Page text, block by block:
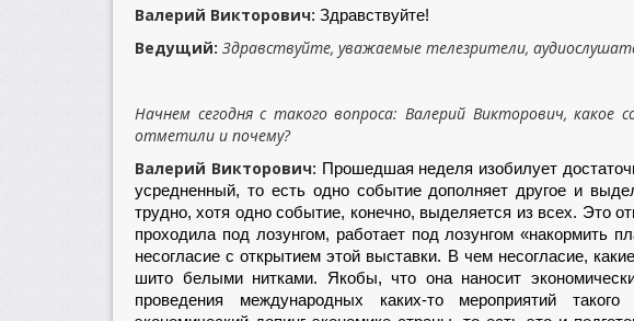
Валерий Викторович: Здравствуйте!
Ведущий: Здравствуйте, уважаемые телезрители,
Начнем сегодня с такого вопроса: Валерий Викторович,
отметили и почему?
Валерий Викторович: Прошедшая неделя изобилует
усредненный, то есть одно событие дополняет другое и
трудно, хотя одно событие, конечно, выделяется из всех. Это
проходила под лозунгом, работает под лозунгом «накормить
несогласие с открытием этой выставки. В чем несогласие,
шито белыми нитками. Якобы, что она наносит
проведения международных каких-то мероприятий